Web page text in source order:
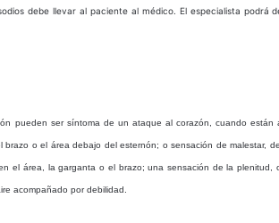
debe llevar al paciente al médico. El especialista podrá
pueden ser síntoma de un ataque al corazón, cuando
o el área debajo del esternón; o sensación de malestar,
el área, la garganta o el brazo; una sensación de la plenitud,
acompañado por debilidad.